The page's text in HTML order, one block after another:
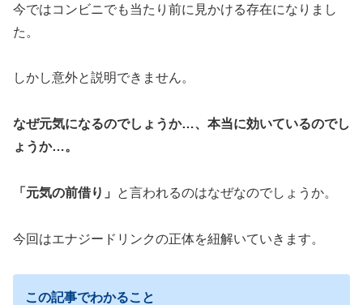
今ではコンビニでも当たり前に見かける存在になりまし
た。
しかし意外と説明できません。
なぜ元気になるのでしょうか…、本当に効いているのでし
ょうか…。
「元気の前借り」 と言われるのはなぜなのでしょうか。
今回はエナジードリンクの正体を紐解いていきます。
この記事でわかること